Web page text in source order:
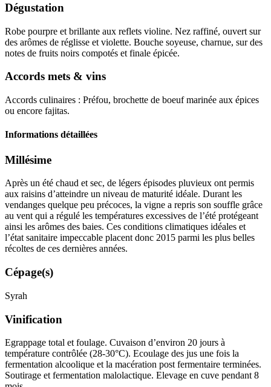
Dégustation
Robe pourpre et brillante aux reflets violine. Nez raffiné, ouvert sur
des arômes de réglisse et violette. Bouche soyeuse, charnue, sur des
notes de fruits noirs compotés et finale épicée.
Accords mets & vins
Accords culinaires : Préfou, brochette de boeuf marinée aux épices
ou encore fajitas.
Informations détaillées
Millésime
Après un été chaud et sec, de légers épisodes pluvieux ont permis
aux raisins d’atteindre un niveau de maturité idéale. Durant les
vendanges quelque peu précoces, la vigne a repris son souffle grâce
au vent qui a régulé les températures excessives de l’été protégeant
ainsi les arômes des baies. Ces conditions climatiques idéales et
l’état sanitaire impeccable placent donc 2015 parmi les plus belles
récoltes de ces dernières années.
Cépage(s)
Syrah
Vinification
Egrappage total et foulage. Cuvaison d’environ 20 jours à
température contrôlée (28-30°C). Ecoulage des jus une fois la
fermentation alcoolique et la macération post fermentaire terminées.
Soutirage et fermentation malolactique. Elevage en cuve pendant 8